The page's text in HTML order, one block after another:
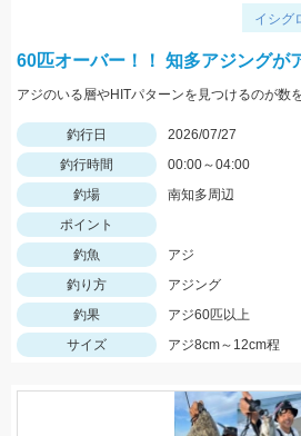
イシグ
60匹オーバー！！ 知多アジングが
アジのいる層やHITパターンを見つけるのが数
釣行日
2026/07/27
釣行時間
00:00～04:00
釣場
南知多周辺
ポイント
釣魚
アジ
釣り方
アジング
釣果
アジ60匹以上
サイズ
アジ8cm～12cm程